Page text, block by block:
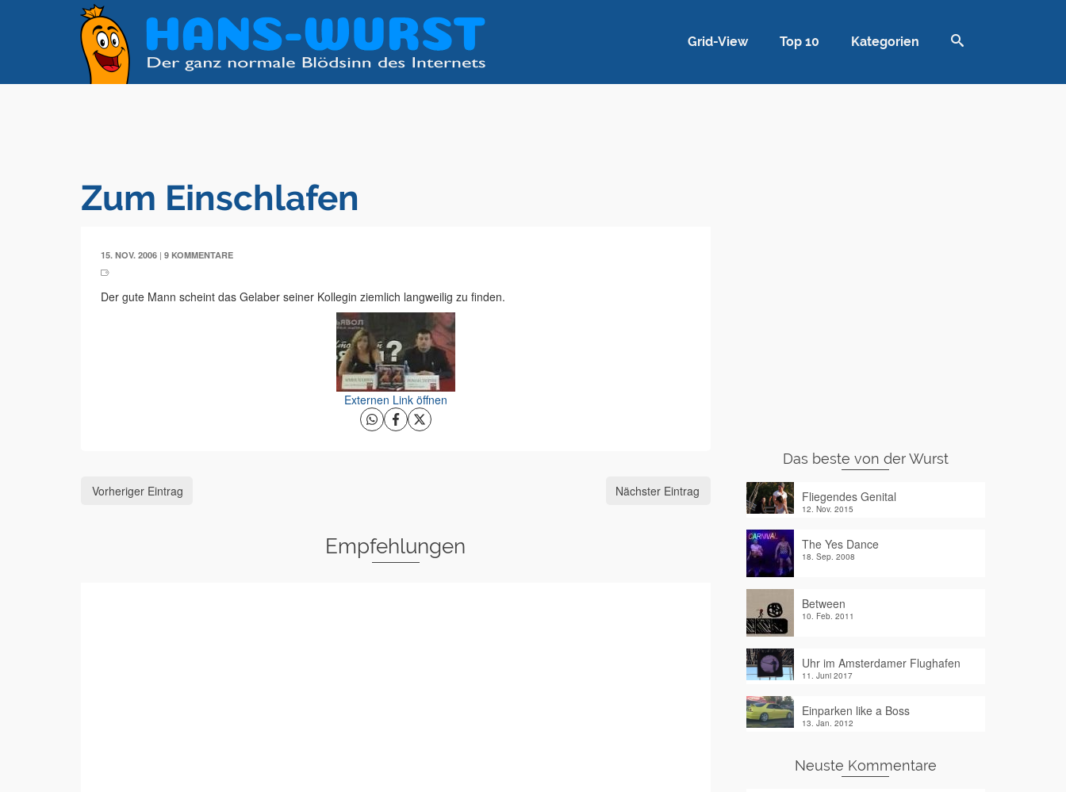
Grid-View Top 10 Kategorien
Zum Einschlafen
15. NOV. 2006 | 9 KOMMENTARE
Der gute Mann scheint das Gelaber seiner Kollegin ziemlich langweilig zu finden.
Externen Link öffnen
Vorheriger Eintrag Nächster Eintrag
Empfehlungen
Das beste von der Wurst
Fliegendes Genital
12. Nov. 2015
The Yes Dance
18. Sep. 2008
Between
10. Feb. 2011
Uhr im Amsterdamer Flughafen
11. Juni 2017
Einparken like a Boss
13. Jan. 2012
Neuste Kommentare